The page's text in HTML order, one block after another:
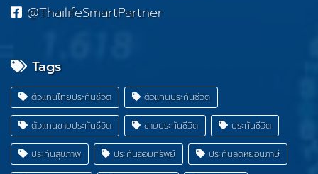
@ThailifeSmartPartner
Tags
ตัวแทนไทยประกันชีวิต ตัวแทนประกันชีวิต
ตัวแทนขายประกันชีวิต ขายประกันชีวิต ประกันชีวิต
ประกันสุขภาพ ประกันออมทรัพย์ ประกันลดหย่อนภาษี